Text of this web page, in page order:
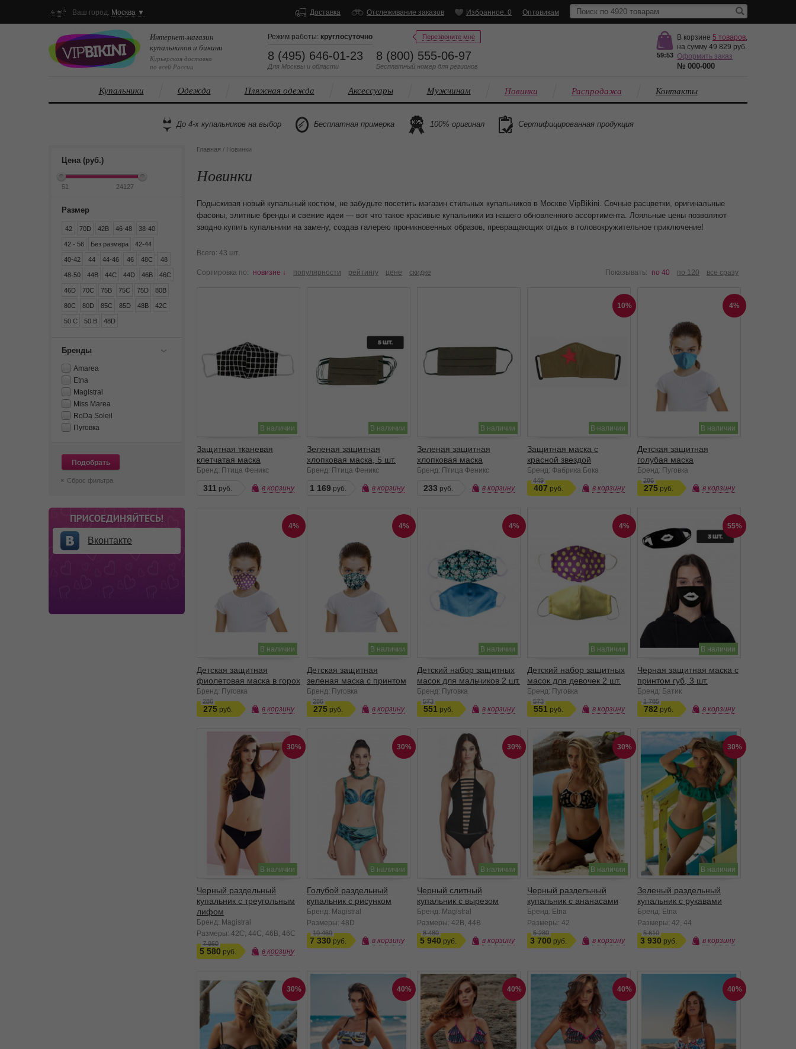
Ваш город: Москва ▼ Доставка Отслеживание заказов Избранное: 0 Оптовикам
Интернет-магазин
купальников и бикини
Курьерская доставка
по всей России
Режим работы: круглосуточно
8 (495) 646-01-23
Для Москвы и области
8 (800) 555-06-97
Бесплатный номер для регионов
Перезвоните мне
59:51
В корзине 5 товаров,
на сумму 49 829
Оформить заказ
№ 000-000
Купальники Одежда Пляжная одежда Аксессуары Мужчинам Новинки Распродажа Контакты
До 4-х купальников на выбор Бесплатная примерка 100% оригинал Сертифицированная продукция
Цена (руб.)
Размер
42 70D 42B 46-48 38-40
42 - 56 Без размера 42-44
40-42 44 44-46 46 48C 48
48-50 44B 44C 44D 46B 46C
46D 70C 75B 75C 75D 80B
80C 80D 85C 85D 48B 42C
50 C 50 B 48D
Бренды
Amarea
Etna
Magistral
Miss Marea
RoDa Soleil
Пуговка
Подобрать
Сброс фильтра
Вконтакте
Главная / Новинки
Новинки
Подыскивая новый купальный костюм, не забудьте посетить магазин стильных купальников в Москве VipBikini. Сочные расцветки, оригинальные
фасоны, элитные бренды и свежие идеи — вот что такое красивые купальники из нашего обновленного ассортимента. Лояльные цены позволяют
заодно купить купальники на замену, создав галерею проникновенных образов, превращающих отдых в головокружительное приключение!
Всего: 43 шт.
Сортировка по: новизне ↓ популярности рейтингу цене скидке Показывать: по 40 по 120 все сразу
В наличии
Защитная тканевая
клетчатая маска
Бренд: Птица Феникс
311 в корзину
В наличии
Зеленая защитная
хлопковая маска, 5 шт.
Бренд: Птица Феникс
1 169 в корзину
В наличии
Зеленая защитная
хлопковая маска
Бренд: Птица Феникс
233 в корзину
10%
В наличии
Защитная маска с
красной звездой
Бренд: Фабрика Бока
449
407 в корзину
4%
В наличии
Детская защитная
голубая маска
Бренд: Пуговка
286
275 в корзину
4%
В наличии
Детская защитная
фиолетовая маска в горох
Бренд: Пуговка
286
275 в корзину
4%
В наличии
Детская защитная
зеленая маска с принтом
Бренд: Пуговка
286
275 в корзину
4%
В наличии
Детский набор защитных
масок для мальчиков 2 шт.
Бренд: Пуговка
573
551 в корзину
4%
В наличии
Детский набор защитных
масок для девочек 2 шт.
Бренд: Пуговка
573
551 в корзину
55%
В наличии
Черная защитная маска с
принтом губ, 3 шт.
Бренд: Батик
1 785
782 в корзину
30%
В наличии
Черный раздельный
купальник с треугольным
лифом
Бренд: Magistral
Размеры: 42C 44C 46B 46C
7 960
5 580 в корзину
30%
В наличии
Голубой раздельный
купальник с рисунком
Бренд: Magistral
Размеры: 48D
10 460
7 330 в корзину
30%
В наличии
Черный слитный
купальник с вырезом
Бренд: Magistral
Размеры: 42B 44B
8 480
5 940 в корзину
30%
В наличии
Черный раздельный
купальник с ананасами
Бренд: Etna
Размеры: 42
5 280
3 700 в корзину
30%
В наличии
Зеленый раздельный
купальник с рукавами
Бренд: Etna
Размеры: 42 44
5 610
3 930 в корзину
30% 40% 40% 40% 40%